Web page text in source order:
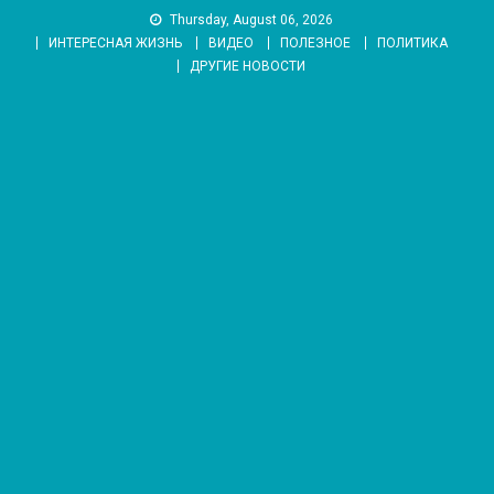
Thursday, August 06, 2026
ИНТЕРЕСНАЯ ЖИЗНЬ
ВИДЕО ПОЛЕЗНОЕ
ПОЛИТИКА
ДРУГИЕ НОВОСТИ